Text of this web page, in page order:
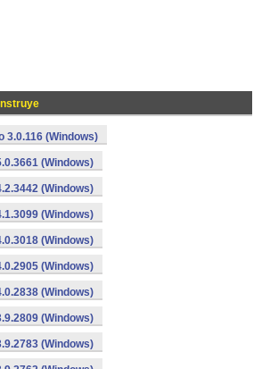
3.0.116 (Windows)
(Windows)
(Windows)
(Windows)
(Windows)
(Windows)
(Windows)
(Windows)
(Windows)